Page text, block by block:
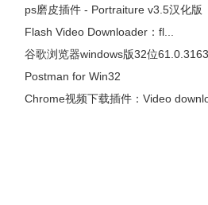
ps磨皮插件 - Portraiture v3.5汉化版
Flash Video Downloader：fl...
谷歌浏览器windows版32位
Postman for Win32
Chrome视频下载插件：Video